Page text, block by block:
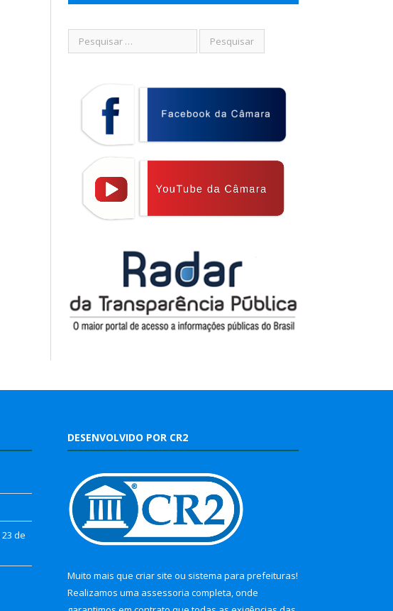
23 de
DESENVOLVIDO POR CR2
Muito mais que criar site ou sistema para prefeituras!
Realizamos uma assessoria completa, onde